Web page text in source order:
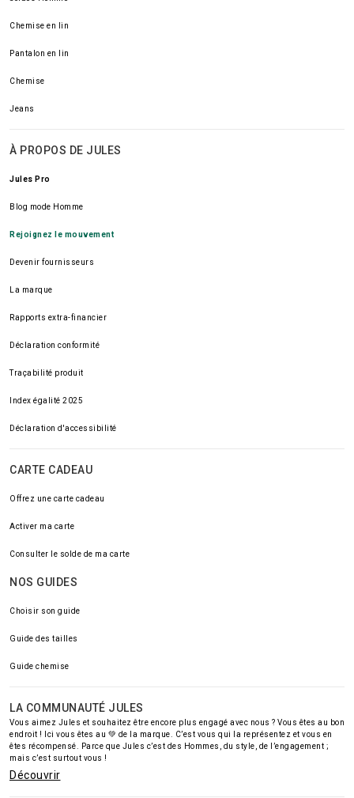
Chemise en lin
Pantalon en lin
Chemise
Jeans
À PROPOS DE JULES
Jules Pro
Blog mode Homme
Rejoignez le mouvement
Devenir fournisseurs
La marque
Rapports extra-financier
Déclaration conformité
Traçabilité produit
Index égalité 2025
Déclaration d'accessibilité
CARTE CADEAU
Offrez une carte cadeau
Activer ma carte
Consulter le solde de ma carte
NOS GUIDES
Choisir son guide
Guide des tailles
Guide chemise
LA COMMUNAUTÉ JULES
Vous aimez Jules et souhaitez être encore plus engagé avec nous ? Vous êtes au bon
endroit ! Ici vous êtes au 💚 de la marque. C’est vous qui la représentez et vous en
êtes récompensé. Parce que Jules c’est des Hommes, du style, de l’engagement ;
mais c’est surtout vous !
Découvrir